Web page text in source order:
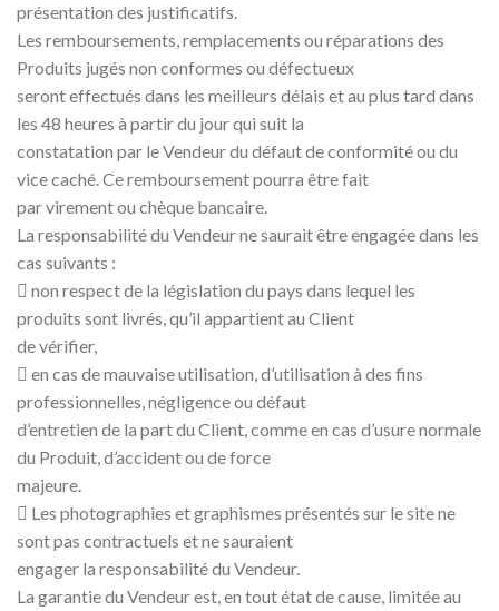
présentation des justificatifs.
Les remboursements, remplacements ou réparations des
Produits jugés non conformes ou défectueux
seront effectués dans les meilleurs délais et au plus tard dans
les 48 heures à partir du jour qui suit la
constatation par le Vendeur du défaut de conformité ou du
vice caché. Ce remboursement pourra être fait
par virement ou chèque bancaire.
La responsabilité du Vendeur ne saurait être engagée dans les
cas suivants :
 non respect de la législation du pays dans lequel les
produits sont livrés, qu’il appartient au Client
de vérifier,
 en cas de mauvaise utilisation, d’utilisation à des fins
professionnelles, négligence ou défaut
d’entretien de la part du Client, comme en cas d’usure normale
du Produit, d’accident ou de force
majeure.
 Les photographies et graphismes présentés sur le site ne
sont pas contractuels et ne sauraient
engager la responsabilité du Vendeur.
La garantie du Vendeur est, en tout état de cause, limitée au